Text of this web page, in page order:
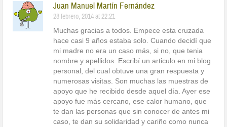
Juan Manuel Martín Fernández
28 febrero, 2014 at 22:21
Muchas gracias a todos. Empece esta cruzada
hace casi 9 años estaba solo. Cuando decidí que
mi madre no era un caso más, si no, que tenia
nombre y apellidos. Escribí un articulo en mi blog
personal, del cual obtuve una gran respuesta y
numerosas visitas. Son muchas las muestras de
apoyo que he recibido desde aquel día. Ayer ese
apoyo fue más cercano, ese calor humano, que
te dan las personas que sin conocer de antes mi
caso, te dan su solidaridad y cariño como nunca